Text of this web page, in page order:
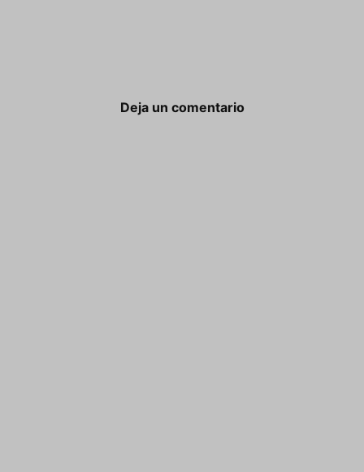
Deja un comentario